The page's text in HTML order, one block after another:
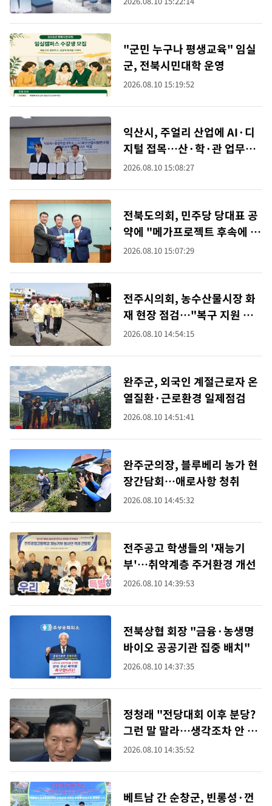
"군민 누구나 평생교육" 임실
군, 전북시민대학 운영
2026.08.10 15:19:52
익산시, 주얼리 산업에 AI·디
지털 접목…산·학·관 업무협
약
2026.08.10 15:08:27
전북도의회, 민주당 당대표 공
약에 "메가프로젝트 후속에 전
북 포함" 건의
2026.08.10 15:07:29
전주시의회, 농수산물시장 화
재 현장 점검…"복구 지원 모
색"
2026.08.10 14:54:15
완주군, 외국인 계절근로자 온
열질환·근로환경 일제점검
2026.08.10 14:51:41
완주군의장, 블루베리 농가 현
장간담회…애로사항 청취
2026.08.10 14:45:32
전주공고 학생들의 '재능기
부'…취약계층 주거환경 개선
2026.08.10 14:39:53
전북상협 회장 "금융·농생명
바이오 공공기관 집중 배치"
2026.08.10 14:37:35
정청래 "전당대회 이후 분당?
그런 말 말라…생각조차 안 해
봐"
2026.08.10 14:35:52
베트남 간 순창군, 빈롱성·껀